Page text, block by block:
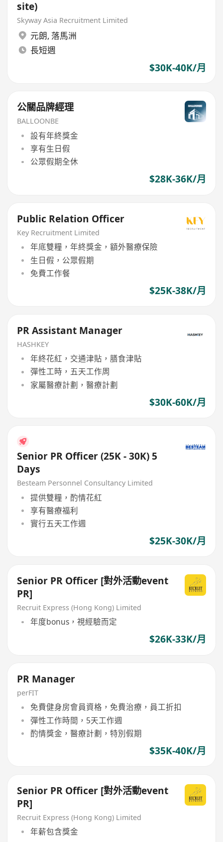
site)
Skyway Asia Recruitment Limited
元朗, 落馬洲
長短週
$30K-40K/月
公關品牌經理
BALLOONBE
設有年終獎金
享有生日假
公眾假期全休
$28K-36K/月
Public Relation Officer
Key Recruitment Limited
年底雙糧，年終獎金，額外醫療保險
生日假，公眾假期
免費工作餐
$25K-38K/月
PR Assistant Manager
HASHKEY
年終花紅，交通津貼，膳食津貼
彈性工時，五天工作周
家屬醫療計劃，醫療計劃
$30K-60K/月
Senior PR Officer (25K - 30K) 5
Days
Besteam Personnel Consultancy Limited
提供雙糧，酌情花紅
享有醫療福利
實行五天工作週
$25K-30K/月
Senior PR Officer [對外活動event
PR]
Recruit Express (Hong Kong) Limited
年度bonus，視經驗而定
$26K-33K/月
PR Manager
perFIT
免費健身房會員資格，免費治療，員工折扣
彈性工作時間，5天工作週
酌情獎金，醫療計劃，特別假期
$35K-40K/月
Senior PR Officer [對外活動event
PR]
Recruit Express (Hong Kong) Limited
年薪包含獎金